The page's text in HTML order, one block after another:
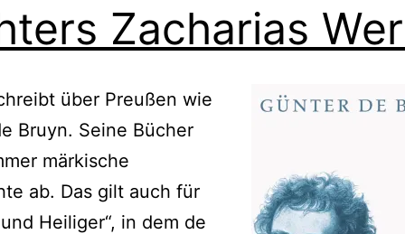
Zacharias
über Preußen wie
Bruyn. Seine Bücher
märkische
ab. Das gilt auch für
Heiliger“, in dem de